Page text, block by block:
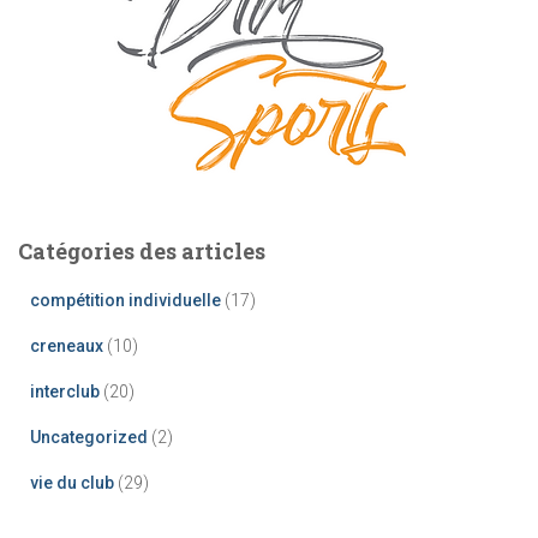
Catégories des articles
compétition individuelle (17)
creneaux (10)
interclub (20)
Uncategorized (2)
vie du club (29)